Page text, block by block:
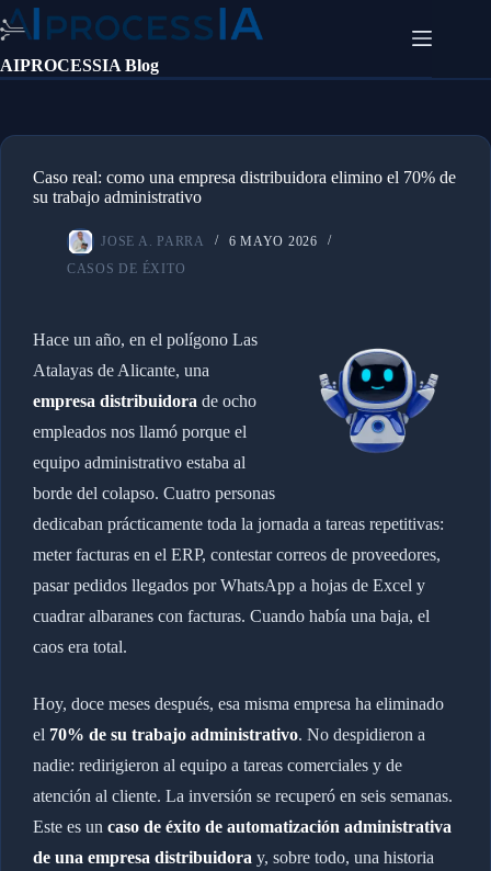
Saltar
al
AIPROCESSIA Blog
Caso real: como una empresa distribuidora elimino el 70% de
su trabajo administrativo
JOSE A. PARRA
6 MAYO 2026
CASOS DE ÉXITO
Hace un año, en el polígono Las
Atalayas de Alicante, una
empresa distribuidora de ocho
empleados nos llamó porque el
equipo administrativo estaba al
borde del colapso. Cuatro personas
dedicaban prácticamente toda la jornada a tareas repetitivas:
meter facturas en el ERP, contestar correos de proveedores,
pasar pedidos llegados por WhatsApp a hojas de Excel y
cuadrar albaranes con facturas. Cuando había una baja, el
caos era total.
Hoy, doce meses después, esa misma empresa ha eliminado
el 70% de su trabajo administrativo. No despidieron a
nadie: redirigieron al equipo a tareas comerciales y de
atención al cliente. La inversión se recuperó en seis semanas.
Este es un caso de éxito de automatización administrativa
de una empresa distribuidora y, sobre todo, una historia